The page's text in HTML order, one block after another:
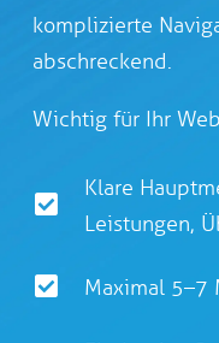
komplizierte
abschreckend.
Wichtig für Ihr
Klare
Leistungen,
Maximal 5–7